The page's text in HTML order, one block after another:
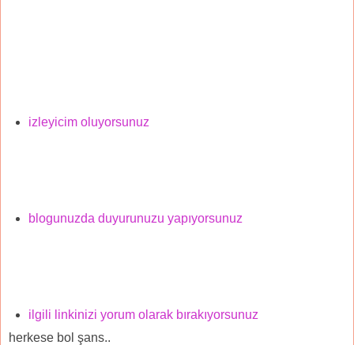
izleyicim oluyorsunuz
blogunuzda duyurunuzu yapıyorsunuz
ilgili linkinizi yorum olarak bırakıyorsunuz
herkese bol şans..